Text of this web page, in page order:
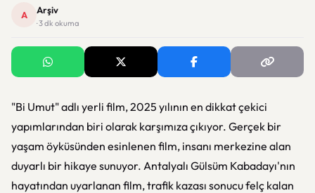
A Arşiv
· 3 dk okuma
"Bi Umut" adlı yerli film, 2025 yılının en dikkat çekici
yapımlarından biri olarak karşımıza çıkıyor. Gerçek bir
yaşam öyküsünden esinlenen film, insanı merkezine alan
duyarlı bir hikaye sunuyor. Antalyalı Gülsüm Kabadayı'nın
hayatından uyarlanan film, trafik kazası sonucu felç kalan